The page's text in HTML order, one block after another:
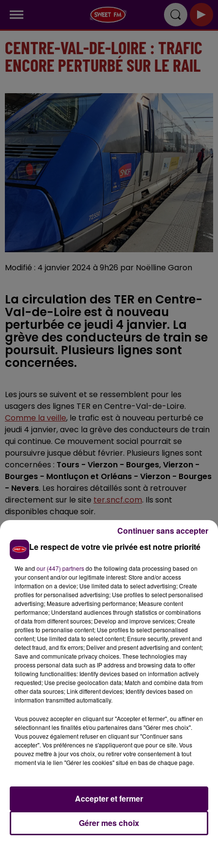
CENTRE-VAL-DE-LOIRE : TRAFIC
ENCORE PERTURBÉ SUR LE RAIL
Modifié : 4 janvier 2024 à 9h26 par Noëlline Garon
La circulation des TER en Centre-
Val-de-Loire est à nouveau
perturbée ce jeudi 4 janvier. La
grève des conducteurs de train se
poursuit. Plusieurs lignes sont
concernées.
Les jours se suivent et se ressemblent pour les
usagers des lignes TER en Centre-Val-de-Loire.
Comme la veille, le trafic est à nouveau perturbé ce
jeudi 4 janvier, avec la grève des conducteurs de train
qui continue. Ce mouvement social pourrait se
poursuivre jusque début février. Plusieurs lignes sont
concernées : Tours - Vierzon - Bourges, Vierzon -
Bourges - Montluçon et Orléans - Vierzon - Bourges
- Nevers. Les horaires détaillés sont à retrouver
directement sur le site ter.sncf.com. Ils sont
disponibles chaque soir.
⚠ Un mouvement social local va perturber la
circulation de vos trains de la région Centre-Val de
Loire le jeudi 4 janvier sur les axes suivants :
🔸Tours - Vierzon - Bourges
🔸Vierzon - Bourges - Montluçon
🔸Orléans - Vierzon - Bourges - Never
1/2
— Rémi Train Centre Val de Loire (@RemiTrain)
January 3, 2024
À LA UNE
31 juillet 2026
Gagnez vos entrées à Terra Botanica !
Le respect de votre vie privée est notre priorité
We and our (447) partnersdo the following data processing based on
your consent and/or our legitimate interest: Store and/or access
information on a device; Use limited data to select advertising; Create
profiles for personalised advertising; Use profiles to select personalised
advertising; Measure advertising performance; Measure content
performance; Understand audiences through statistics or combinations
of data from different sources; Develop and improve services; Create
profiles to personalise content; Use profiles to select personalised
content; Use limited data to select content; Ensure security, prevent and
detect fraud, and fix errors; Deliver and present advertising and content;
Save and communicate privacy choices. These technologies may
process personal data such as IP address and browsing data to offer
following functionalities: Identify devices based on information actively
requested; Use precise geolocation data; Match and combine data from
other data sources; Link different devices; Identify devices based on
information transmitted automatically.
Vous pouvez accepter en cliquant sur "Accepter et fermer", ou affiner en
sélectionnant les finalités et/ou partenaires dans "Gérer mes choix".
Vous pouvez également refuser en cliquant sur "Continuer sans
accepter". Vos préférences ne s'appliqueront que pour ce site. Vous
pouvez mettre à jour vos choix, ou retirer votre consentement à tout
moment via le lien "Gérer les cookies" situé en bas de chaque page.
Gérer mes choix
Accepter et fermer
Continuer sans accepter